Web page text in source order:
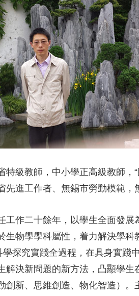
區 全景新聞
人生第二次
中超 國足 國際足球 網球
冰雪道路 足球道路
化 旅游 科普 健康 樂齡
敬中國 全民健康 顏選攻略 海
白名單
級教師，中小學正高級教師，“
進工作者、無錫市勞動模範，
工作二十餘年，以學生全面發
物學學科屬性，着力解決學
探究實踐全過程，在具身實踐
決新問題的新方法，凸顯學
新、思維創造、物化智造）。